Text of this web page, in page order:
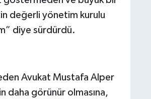
değerli yönetim kurulu
diye sürdürdü.
Avukat Mustafa Alper
daha görünür olmasına,